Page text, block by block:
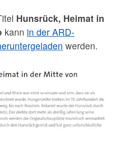
Hunsrück, Heimat in
kann in der ARD-
werden.